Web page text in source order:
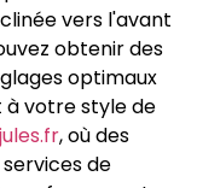
vers l'avant
obtenir des
optimaux
votre style de
, où des
de